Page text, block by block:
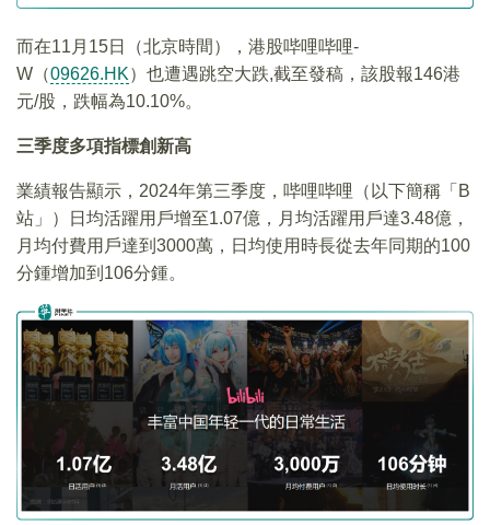
而在11月15日（北京時間），港股哔哩哔哩-
W（09626.HK）也遭遇跳空大跌,截至發稿，該股報146港
元/股，跌幅為10.10%。
三季度多項指標創新高
業績報告顯示，2024年第三季度，哔哩哔哩（以下簡稱「B
站」）日均活躍用戶增至1.07億，月均活躍用戶達3.48億，
月均付費用戶達到3000萬，日均使用時長從去年同期的100
分鍾增加到106分鍾。